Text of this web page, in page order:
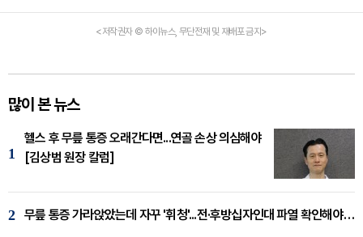
<저작권자 © 하이뉴스, 무단전재 및 재배포 금지>
많이 본 뉴스
1
헬스 후 무릎 통증 오래간다면...연골 손상 의심해야
[김상범 원장 칼럼]
2 무릎 통증 가라앉았는데 자꾸 '휘청'...전·후방십자인대 파열 확인해야 [곽우경 원장 칼럼]